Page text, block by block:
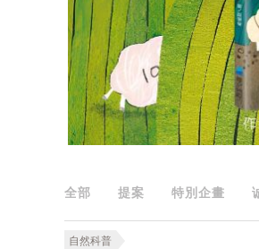
全部 提案 特別企畫
自然科普